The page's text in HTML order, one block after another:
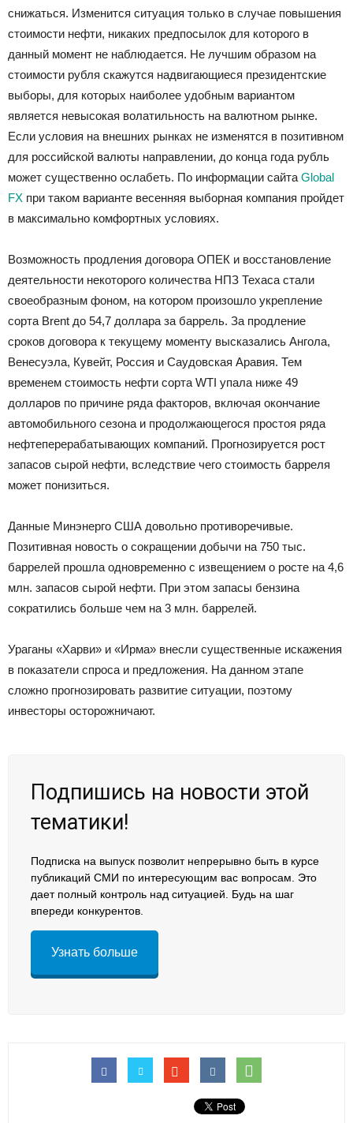
снижаться. Изменится ситуация только в случае повышения
стоимости нефти, никаких предпосылок для которого в
данный момент не наблюдается. Не лучшим образом на
стоимости рубля скажутся надвигающиеся президентские
выборы, для которых наиболее удобным вариантом
является невысокая волатильность на валютном рынке.
Если условия на внешних рынках не изменятся в позитивном
для российской валюты направлении, до конца года рубль
может существенно ослабеть. По информации сайта Global
FX при таком варианте весенняя выборная компания пройдет
в максимально комфортных условиях.
Возможность продления договора ОПЕК и восстановление
деятельности некоторого количества НПЗ Техаса стали
своеобразным фоном, на котором произошло укрепление
сорта Brent до 54,7 доллара за баррель. За продление
сроков договора к текущему моменту высказались Ангола,
Венесуэла, Кувейт, Россия и Саудовская Аравия. Тем
временем стоимость нефти сорта WTI упала ниже 49
долларов по причине ряда факторов, включая окончание
автомобильного сезона и продолжающегося простоя ряда
нефтеперерабатывающих компаний. Прогнозируется рост
запасов сырой нефти, вследствие чего стоимость барреля
может понизиться.
Данные Минэнерго США довольно противоречивые.
Позитивная новость о сокращении добычи на 750 тыс.
баррелей прошла одновременно с извещением о росте на 4,6
млн. запасов сырой нефти. При этом запасы бензина
сократились больше чем на 3 млн. баррелей.
Ураганы «Харви» и «Ирма» внесли существенные искажения
в показатели спроса и предложения. На данном этапе
сложно прогнозировать развитие ситуации, поэтому
инвесторы осторожничают.
Подпишись на новости этой
тематики!
Подписка на выпуск позволит непрерывно быть в курсе
публикаций СМИ по интересующим вас вопросам. Это
дает полный контроль над ситуацией. Будь на шаг
впереди конкурентов.
Узнать больше